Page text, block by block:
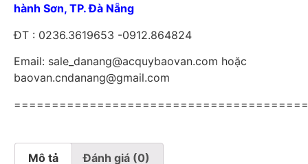
hành Sơn, TP. Đà Nẵng
ĐT : 0236.3619653 -0912.864824
Email: sale_danang@acquybaovan.com hoặc
baovan.cndanang@gmail.com
Mô tả Đánh giá (0)